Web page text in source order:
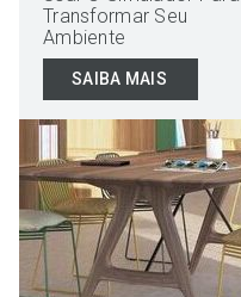
Transformar Seu
Ambiente
SAIBA MAIS